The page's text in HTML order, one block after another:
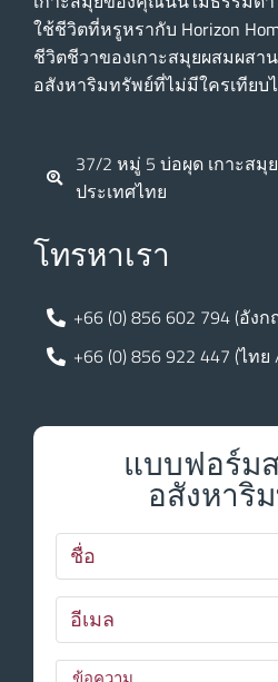
ใช้ชีวิตที่หรูหรากับ Horizon
ชีวิตชีวาของเกาะสมุยผสมผส
อสังหาริมทรัพย์ที่ไม่มีใครเทียบ
37/2 หมู่ 5 บ่อผุด เกาะสมุ
ประเทศไทย
โทรหาเรา
+66 (0) 856 602 794 (อังก
+66 (0) 856 922 447 (ไทย
แบบฟอร์ม
อสังหาริ